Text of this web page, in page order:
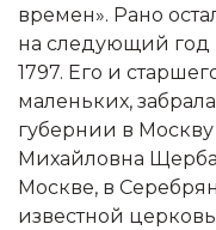
времен». Рано
на следующий год
1797. Его и
маленьких,
губернии в
Михайловна
Москве, в
известной